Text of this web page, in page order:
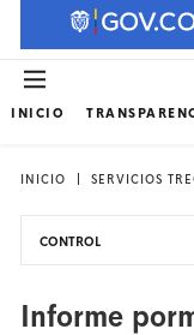
INICIO
INICIO SERVICIOS
CONTROL
Informe